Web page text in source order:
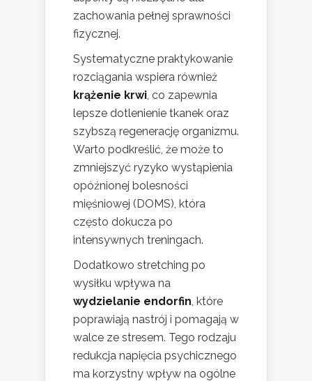
zachowania pełnej sprawności
fizycznej.
Systematyczne praktykowanie
rozciągania wspiera również
krążenie krwi , co zapewnia
lepsze dotlenienie tkanek oraz
szybszą regenerację organizmu.
Warto podkreślić, że może to
zmniejszyć ryzyko wystąpienia
opóźnionej bolesności
mięśniowej (DOMS), która
często dokucza po
intensywnych treningach.
Dodatkowo stretching po
wysiłku wpływa na
wydzielanie endorfin , które
poprawiają nastrój i pomagają w
walce ze stresem. Tego rodzaju
redukcja napięcia psychicznego
ma korzystny wpływ na ogólne